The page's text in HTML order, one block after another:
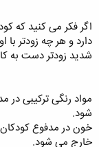
اگر فکر می کنید که
دارد و هر چه زودتر با
شدید زودتر دست به
مواد رنگی ترکیبی
شود.
خون در مدفوع
خارج می شود.